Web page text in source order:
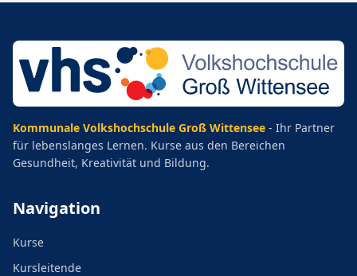
Kommunale Volkshochschule Groß Wittensee - Ihr Partner
für lebenslanges Lernen. Kurse aus den Bereichen
Gesundheit, Kreativität und Bildung.
Navigation
Kurse
Kursleitende